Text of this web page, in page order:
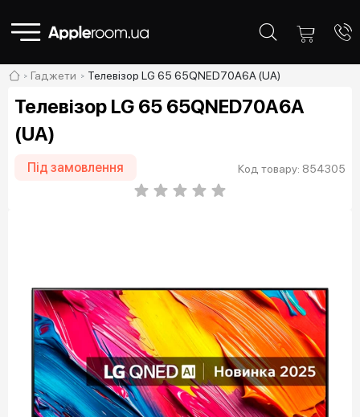
Гаджети Телевізор LG 65 65QNED70A6A (UA)
Телевізор LG 65 65QNED70A6A
(UA)
Під замовлення Код товару: 854305